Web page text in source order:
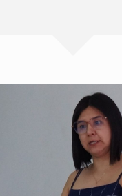
Pesquisar
por: